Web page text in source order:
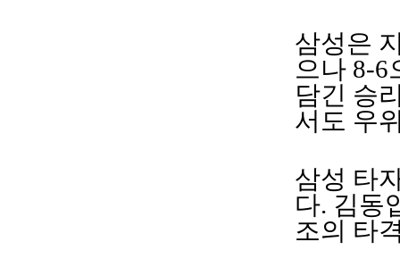
삼성은
으나 8-6
담긴 승
서도 우
삼성 타
다. 김동
조의 타